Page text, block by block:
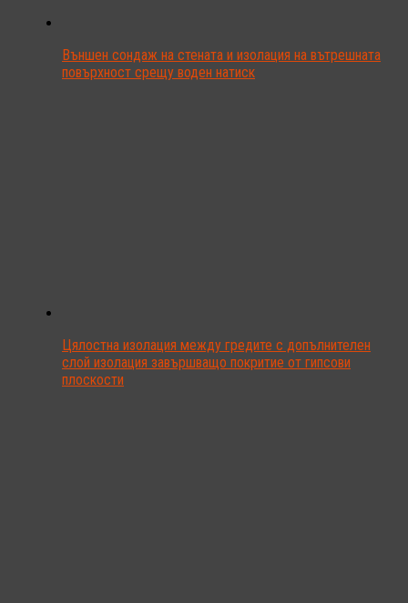
Външен сондаж на стената и изолация на вътрешната
повърхност срещу воден натиск
Цялостна изолация между гредите с допълнителен
слой изолация завършващо покритие от гипсови
плоскости